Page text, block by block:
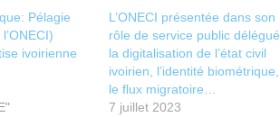
Pélagie
ivoirienne
L’ONECI présentée dans son
rôle de service public délégué,
la digitalisation de l’état civil
ivoirien, l’identité biométrique,
le flux migratoire…
7 juillet 2023